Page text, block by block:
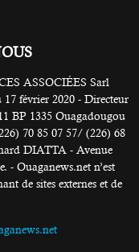
ASSOCIÉES Sarl
février 2020 - Directeur
BP 1335 Ouagadougou
70 85 07 57/ (226) 68
DIATTA - Avenue
Ouaganews.net n’est
de sites externes et de